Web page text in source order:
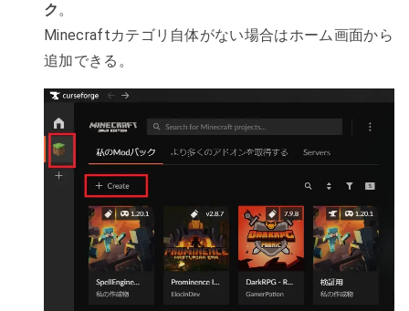
ク。
Minecraftカテゴリ自体がない場合はホーム画面から
追加できる。